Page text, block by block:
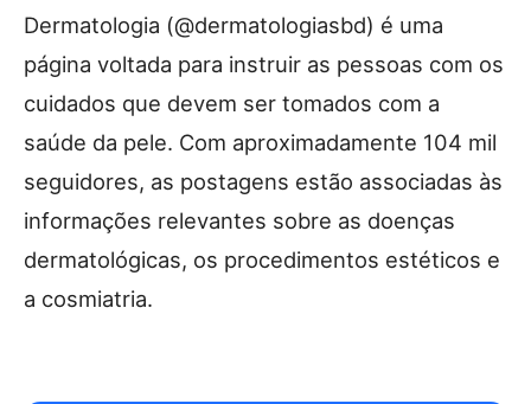
Dermatologia (@dermatologiasbd) é uma
página voltada para instruir as pessoas com os
cuidados que devem ser tomados com a
saúde da pele. Com aproximadamente 104 mil
seguidores, as postagens estão associadas às
informações relevantes sobre as doenças
dermatológicas, os procedimentos estéticos e
a cosmiatria.